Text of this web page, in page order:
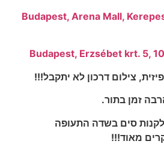
Budapest, Arena Mall,
Budapest, Erzsébet krt. 5,
צילום דרכון לא יתקבל!!!
זמן בתור.
סים בשדה התעופה
מאוד!!!